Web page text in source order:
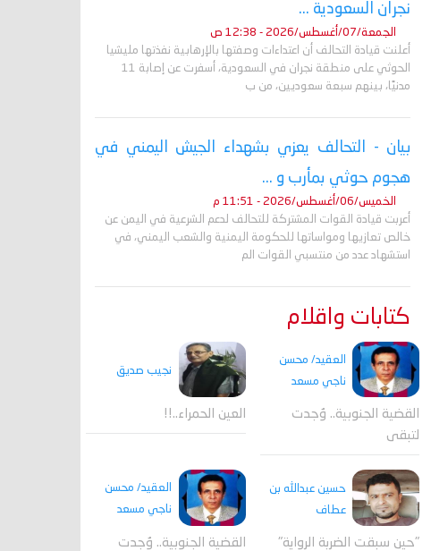
نجران السعودية ...
الجمعة/07/أغسطس/2026 - 12:38 ص
أعلنت قيادة التحالف أن اعتداءات وصفتها بالإرهابية نفذتها مليشيا
الحوثي على منطقة نجران في السعودية، أسفرت عن إصابة 11
مدنيًا، بينهم سبعة سعوديين، من ب
بيان - التحالف يعزي بشهداء الجيش اليمني في
هجوم حوثي بمأرب و ...
الخميس/06/أغسطس/2026 - 11:51 م
أعربت قيادة القوات المشتركة للتحالف لدعم الشرعية في اليمن عن
خالص تعازيها ومواساتها للحكومة اليمنية والشعب اليمني، في
استشهاد عدد من منتسبي القوات الم
كتابات واقلام
العقيد/ محسن
ناجي مسعد
القضية الجنوبية.. وُجدت
لتبقى
نجيب صديق
العين الحمراء..!!
حسين عبدالله بن
عطاف
"حين سبقت الضربة الرواية"
العقيد/ محسن
ناجي مسعد
القضية الجنوبية.. وُجدت